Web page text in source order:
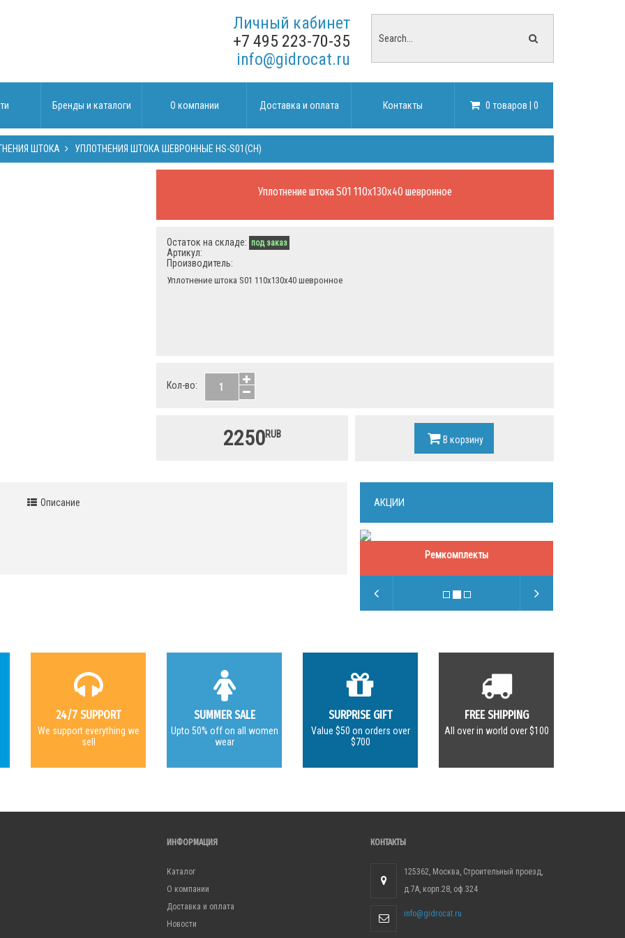
Личный кабинет
+7 495 223-70-35
info@gidrocat.ru
Бренды и каталоги О компании Доставка и оплата Контакты 0 товаров | 0
ШТОКА УПЛОТНЕНИЯ ШТОКА ШЕВРОННЫЕ HS-S01(CH)
Уплотнение штока S01 110х130х40 шевронное
Остаток на складе: под заказ
Артикул:
Производитель:
Уплотнение штока S01 110х130х40 шевронное
Кол-во:
2250RUB В корзину
Описание АКЦИИ
Ремкомплекты
24/7 SUPPORT
We support everything we
sell
SUMMER SALE
Upto 50% off on all women
wear
SURPRISE GIFT
Value $50 on orders over
$700
FREE SHIPPING
All over in world over $100
ИНФОРМАЦИЯ
Каталог
О компании
Доставка и оплата
Новости
КОНТАКТЫ
125362, Москва, Строительный проезд,
д.7А, корп.28, оф.324
info@gidrocat.ru